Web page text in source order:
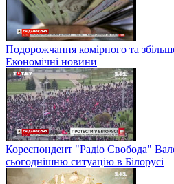
Подорожчання комірного та
Економічні новини
Кореспондент "Радіо Свобода"
сьогоднішню ситуацію в Білорусі